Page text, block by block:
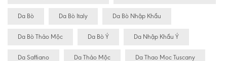
Da Bò Da Bò Italy Da Bò Nhập Khẩu
Da Bò Thảo Mộc Da Bò Ý Da Nhập Khẩu Ý
Da Saffiano Da Thảo Mộc Da Thao Moc Tuscany